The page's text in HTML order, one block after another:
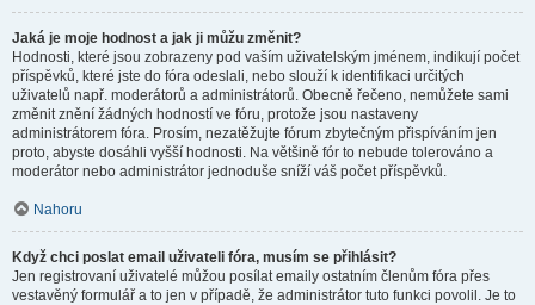
Jaká je moje hodnost a jak ji můžu změnit?
Hodnosti, které jsou zobrazeny pod vaším uživatelským jménem, indikují počet
příspěvků, které jste do fóra odeslali, nebo slouží k identifikaci určitých
uživatelů např. moderátorů a administrátorů. Obecně řečeno, nemůžete sami
změnit znění žádných hodností ve fóru, protože jsou nastaveny
administrátorem fóra. Prosím, nezatěžujte fórum zbytečným přispíváním jen
proto, abyste dosáhli vyšší hodnosti. Na většině fór to nebude tolerováno a
moderátor nebo administrátor jednoduše sníží váš počet příspěvků.
Nahoru
Když chci poslat email uživateli fóra, musím se přihlásit?
Jen registrovaní uživatelé můžou posílat emaily ostatním členům fóra přes
vestavěný formulář a to jen v případě, že administrátor tuto funkci povolil. Je to